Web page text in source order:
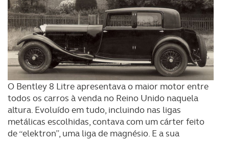
O Bentley 8 Litre apresentava o maior motor entre
todos os carros à venda no Reino Unido naquela
altura. Evoluído em tudo, incluindo nas ligas
metálicas escolhidas, contava com um cárter feito
de “elektron”, uma liga de magnésio. E a sua